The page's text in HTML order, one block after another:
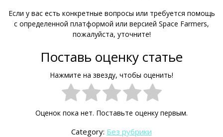
Если у вас есть конкретные вопросы или требуется помощь
с определенной платформой или версией Space Farmers,
пожалуйста, уточните!
Поставь оценку статье
Нажмите на звезду, чтобы оценить!
Оценок пока нет. Поставьте оценку первым.
Category: Без рубрики